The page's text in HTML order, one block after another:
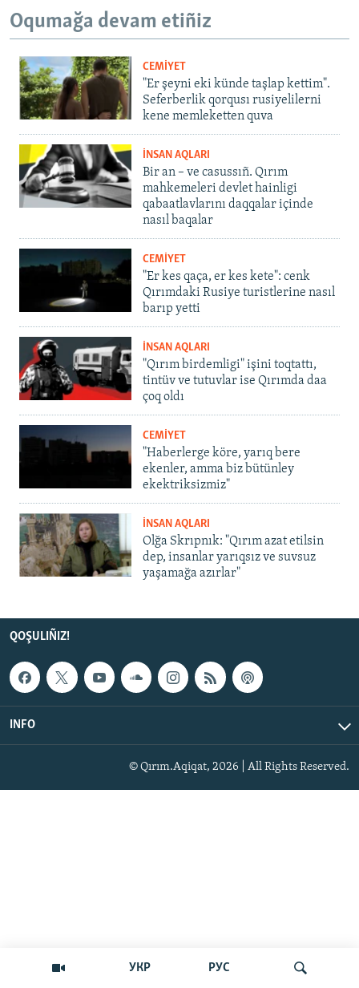
УКР РУС
Oqumağa devam etiñiz
CEMİYET
"Er şeyni eki künde taşlap kettim".
Seferberlik qorqusı rusiyelilerni
kene memleketten quva
İNSAN AQLARI
Bir an – ve casussıñ. Qırım
mahkemeleri devlet hainligi
qabaatlavlarını daqqalar içinde
nasıl baqalar
CEMİYET
"Er kes qaça, er kes kete": cenk
Qırımdaki Rusiye turistlerine nasıl
barıp yetti
İNSAN AQLARI
"Qırım birdemligi" işini toqtattı,
tintüv ve tutuvlar ise Qırımda daa
çoq oldı
CEMİYET
"Haberlerge köre, yarıq bere
ekenler, amma biz bütünley
ekektriksizmiz"
İNSAN AQLARI
Olğa Skrıpnık: "Qırım azat etilsin
dep, insanlar yarıqsız ve suvsuz
yaşamağa azırlar"
QOŞULIÑIZ!
INFO
© Qırım.Aqiqat, 2026 | All Rights Reserved.